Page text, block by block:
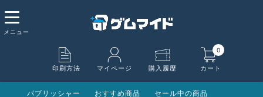
印刷方法 マイページ 購入履歴 カート
0
パブリッシャー おすすめ商品 セール中の商品